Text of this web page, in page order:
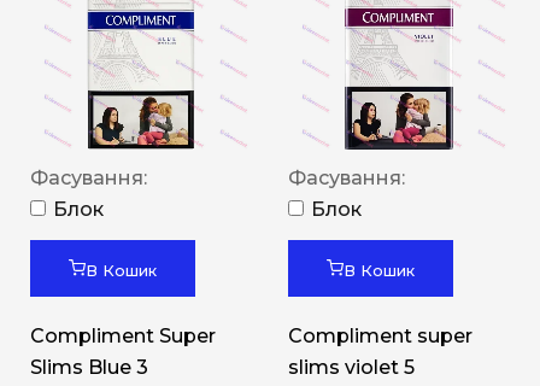
Фасування:
Блок
В Кошик
Compliment Super
Slims Blue 3
Фасування:
Блок
В Кошик
Compliment super
slims violet 5